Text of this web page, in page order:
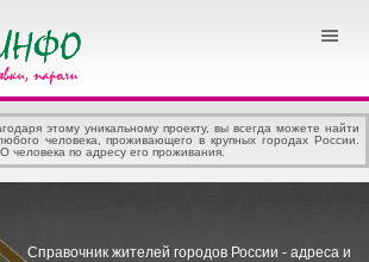
этому уникальному проекту, вы всегда можете найти
человека, проживающего в крупных городах России.
по адресу его проживания.
Справочник жителей городов России - адреса и